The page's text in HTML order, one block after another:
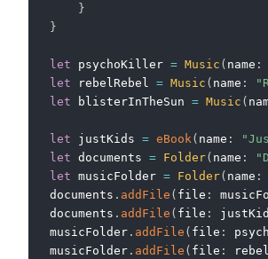
}
}
let psychoKiller = Music ( name :
let rebelRebel = Music ( name :
let blisterInTheSun = Music (
let justKids = eBook ( name :
let documents = Folder( name :
let musicFolder = Folder( name :
documents . addFile ( file :
documents . addFile ( file :
musicFolder . addFile ( file :
musicFolder . addFile ( file :